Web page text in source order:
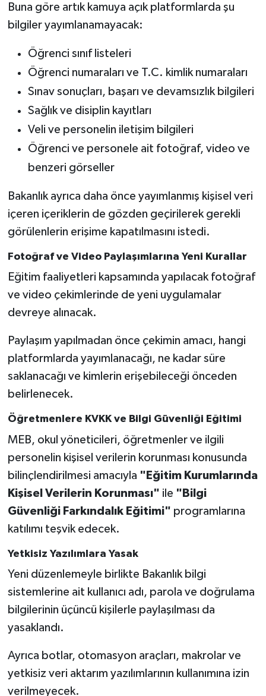
Buna göre artık kamuya açık platformlarda şu
bilgiler yayımlanamayacak:
Öğrenci sınıf listeleri
Öğrenci numaraları ve T.C. kimlik numaraları
Sınav sonuçları, başarı ve devamsızlık bilgileri
Sağlık ve disiplin kayıtları
Veli ve personelin iletişim bilgileri
Öğrenci ve personele ait fotoğraf, video ve
benzeri görseller
Bakanlık ayrıca daha önce yayımlanmış kişisel veri
içeren içeriklerin de gözden geçirilerek gerekli
görülenlerin erişime kapatılmasını istedi.
Fotoğraf ve Video Paylaşımlarına Yeni Kurallar
Eğitim faaliyetleri kapsamında yapılacak fotoğraf
ve video çekimlerinde de yeni uygulamalar
devreye alınacak.
Paylaşım yapılmadan önce çekimin amacı, hangi
platformlarda yayımlanacağı, ne kadar süre
saklanacağı ve kimlerin erişebileceği önceden
belirlenecek.
Öğretmenlere KVKK ve Bilgi Güvenliği Eğitimi
MEB, okul yöneticileri, öğretmenler ve ilgili
personelin kişisel verilerin korunması konusunda
bilinçlendirilmesi amacıyla "Eğitim Kurumlarında
Kişisel Verilerin Korunması" ile "Bilgi
Güvenliği Farkındalık Eğitimi" programlarına
katılımı teşvik edecek.
Yetkisiz Yazılımlara Yasak
Yeni düzenlemeyle birlikte Bakanlık bilgi
sistemlerine ait kullanıcı adı, parola ve doğrulama
bilgilerinin üçüncü kişilerle paylaşılması da
yasaklandı.
Ayrıca botlar, otomasyon araçları, makrolar ve
yetkisiz veri aktarım yazılımlarının kullanımına izin
verilmeyecek.